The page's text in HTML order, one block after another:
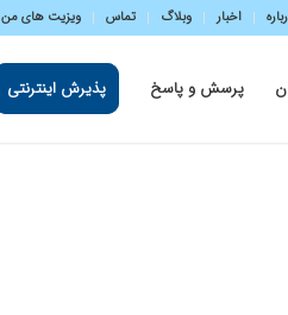
اخبار وبلاگ تماس ویزیت های من
پرسش و پاسخ پذیرش اینترنتی